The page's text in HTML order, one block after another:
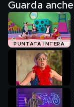
Guarda anche
PUNTATA INTERA